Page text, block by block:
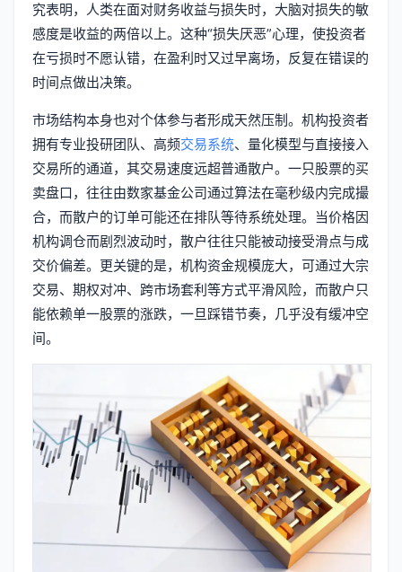
究表明，人类在面对财务收益与损失时，大脑对损失的敏
感度是收益的两倍以上。这种“损失厌恶”心理，使投资者
在亏损时不愿认错，在盈利时又过早离场，反复在错误的
时间点做出决策。
市场结构本身也对个体参与者形成天然压制。机构投资者
拥有专业投研团队、高频交易系统、量化模型与直接接入
交易所的通道，其交易速度远超普通散户。一只股票的买
卖盘口，往往由数家基金公司通过算法在毫秒级内完成撮
合，而散户的订单可能还在排队等待系统处理。当价格因
机构调仓而剧烈波动时，散户往往只能被动接受滑点与成
交价偏差。更关键的是，机构资金规模庞大，可通过大宗
交易、期权对冲、跨市场套利等方式平滑风险，而散户只
能依赖单一股票的涨跌，一旦踩错节奏，几乎没有缓冲空
间。